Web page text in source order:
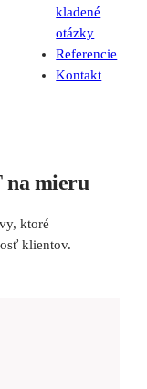
kladené
otázky
Referencie
Kontakt
na mieru
ktoré
klientov.